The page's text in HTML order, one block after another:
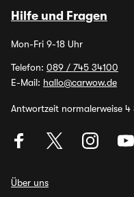
Hilfe und Fragen
Mon-Fri 9-18 Uhr
Telefon: 089 / 745 34100
E-Mail: hallo@carwow.de
Antwortzeit normalerweise 4
Über uns